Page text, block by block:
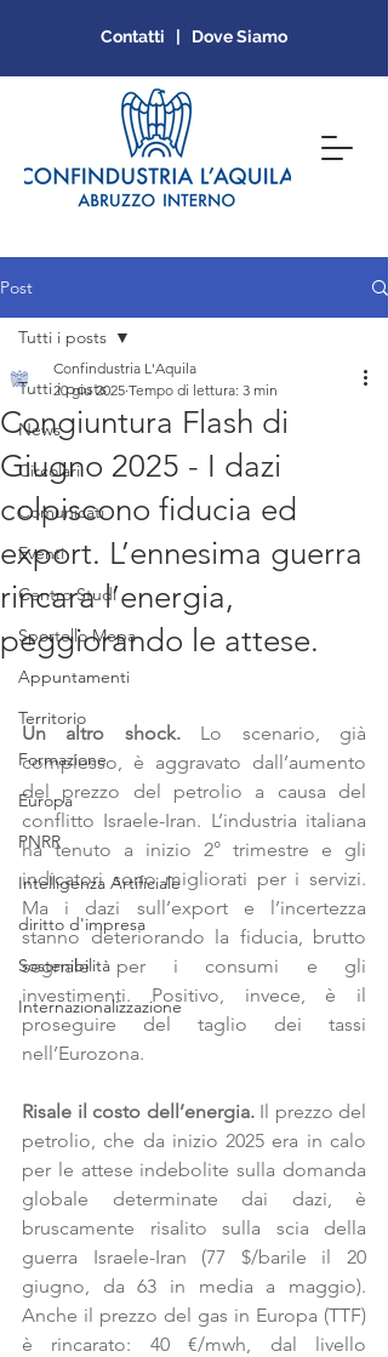
Contatti | Dove Siamo
Post
Tutti i posts
News
Circolari
Comunicati
Eventi
Centro Studi
Sportello Mepa
Appuntamenti
Territorio
Formazione
Europa
PNRR
Intelligenza Artificiale
diritto d'impresa
Sostenibilità
Internazionalizzazione
Tutti i posts
Congiuntura Flash di
Giugno 2025 - I dazi
colpiscono fiducia ed
export. L’ennesima guerra
rincara l’energia,
peggiorando le attese.
Confindustria L'Aquila
20 giu 2025 Tempo di lettura: 3 min
Un altro shock. Lo scenario, già
complesso, è aggravato dall’aumento
del prezzo del petrolio a causa del
conflitto Israele-Iran. L’industria italiana
ha tenuto a inizio 2° trimestre e gli
indicatori sono migliorati per i servizi.
Ma i dazi sull’export e l’incertezza
stanno deteriorando la fiducia, brutto
segnale per i consumi e gli
investimenti. Positivo, invece, è il
proseguire del taglio dei tassi
nell’Eurozona.
Risale il costo dell’energia. Il prezzo del
petrolio, che da inizio 2025 era in calo
per le attese indebolite sulla domanda
globale determinate dai dazi, è
bruscamente risalito sulla scia della
guerra Israele-Iran (77 $/barile il 20
giugno, da 63 in media a maggio).
Anche il prezzo del gas in Europa (TTF)
è rincarato: 40 €/mwh, dal livello